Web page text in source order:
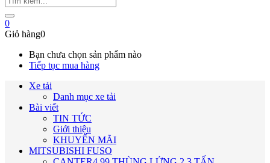
0
Giỏ hàng0
Bạn chưa chọn sản phẩm nào
Tiếp tục mua hàng
Xe tải
Danh mục xe tải
Bài viết
TIN TỨC
Giới thiệu
KHUYẾN MÃI
MITSUBISHI FUSO